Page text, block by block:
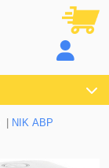
NIK АВР